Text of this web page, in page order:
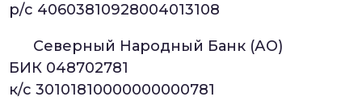
р/с 40603810928004013108
Северный Народный Банк (АО)
БИК 048702781
к/с 30101810000000000781